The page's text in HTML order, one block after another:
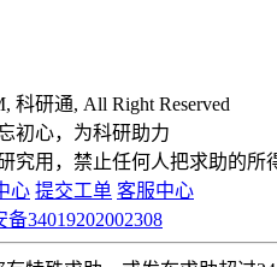
科研通, All Right Reserved
初心，为科研助力
究用，禁止任何人把求助的所
心 提交工单 客服中心
34019202002308